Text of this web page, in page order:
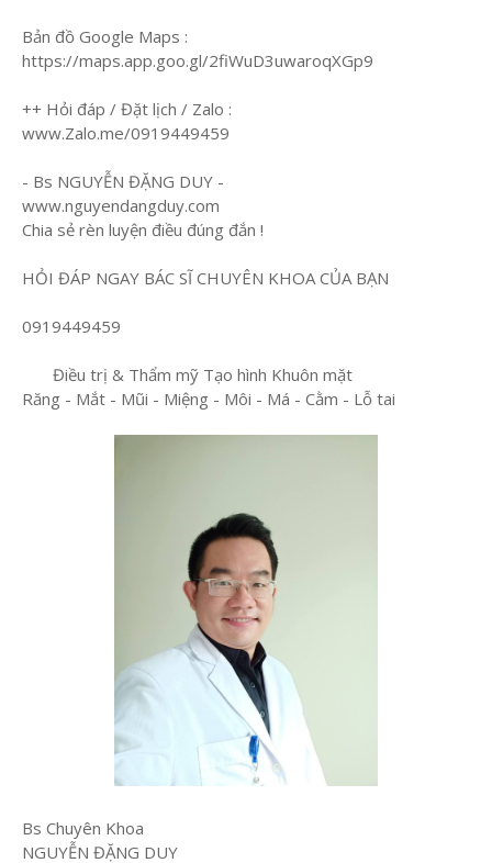
Bản đồ Google Maps :
https://maps.app.goo.gl/2fiWuD3uwaroqXGp9
++ Hỏi đáp / Đặt lịch / Zalo :
www.Zalo.me/0919449459
- Bs NGUYỄN ĐẶNG DUY -
www.nguyendangduy.com
Chia sẻ rèn luyện điều đúng đắn !
HỎI ĐÁP NGAY BÁC SĨ CHUYÊN KHOA CỦA BẠN
0919449459
Điều trị & Thẩm mỹ Tạo hình Khuôn mặt
Răng - Mắt - Mũi - Miệng - Môi - Má - Cằm - Lỗ tai
Bs Chuyên Khoa
NGUYỄN ĐẶNG DUY